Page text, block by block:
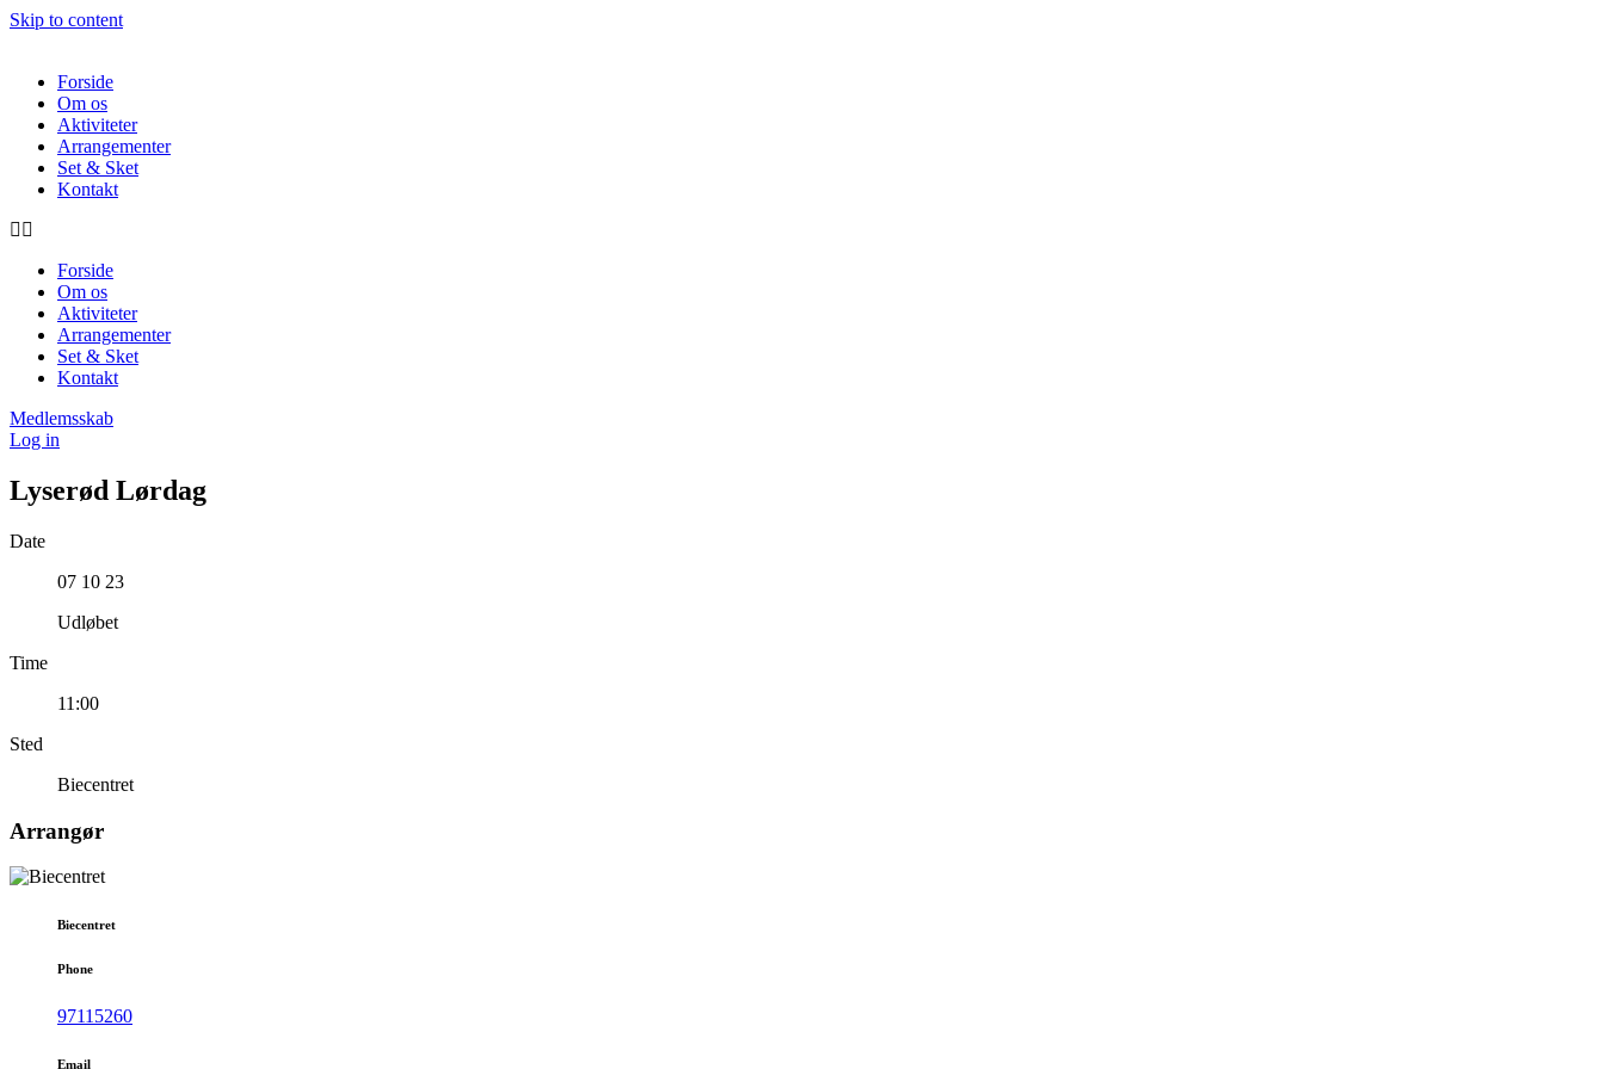
Skip to content
Forside
Om os
Aktiviteter
Arrangementer
Set & Sket
Kontakt
Forside
Om os
Aktiviteter
Arrangementer
Set & Sket
Kontakt
Medlemsskab
Log in
Lyserød Lørdag
Date
07 10 23
Udløbet
Time
11:00
Sted
Biecentret
Arrangør
Biecentret
Phone
97115260
Email